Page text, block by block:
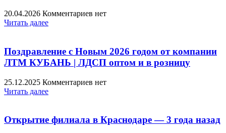
20.04.2026 Комментариев нет
Читать далее
Поздравление с Новым 2026 годом от компании
ЛТМ КУБАНЬ | ЛДСП оптом и в розницу
25.12.2025 Комментариев нет
Читать далее
Открытие филиала в Краснодаре — 3 года назад